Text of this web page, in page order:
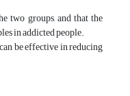
two groups, and that the
in addicted people.
be effective in reducing